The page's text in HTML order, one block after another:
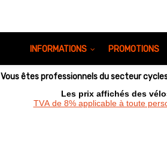
INFORMATIONS PROMOTIONS
Vous êtes professionnels du secteur
Les prix affichés des
TVA de 8% applicable à toute